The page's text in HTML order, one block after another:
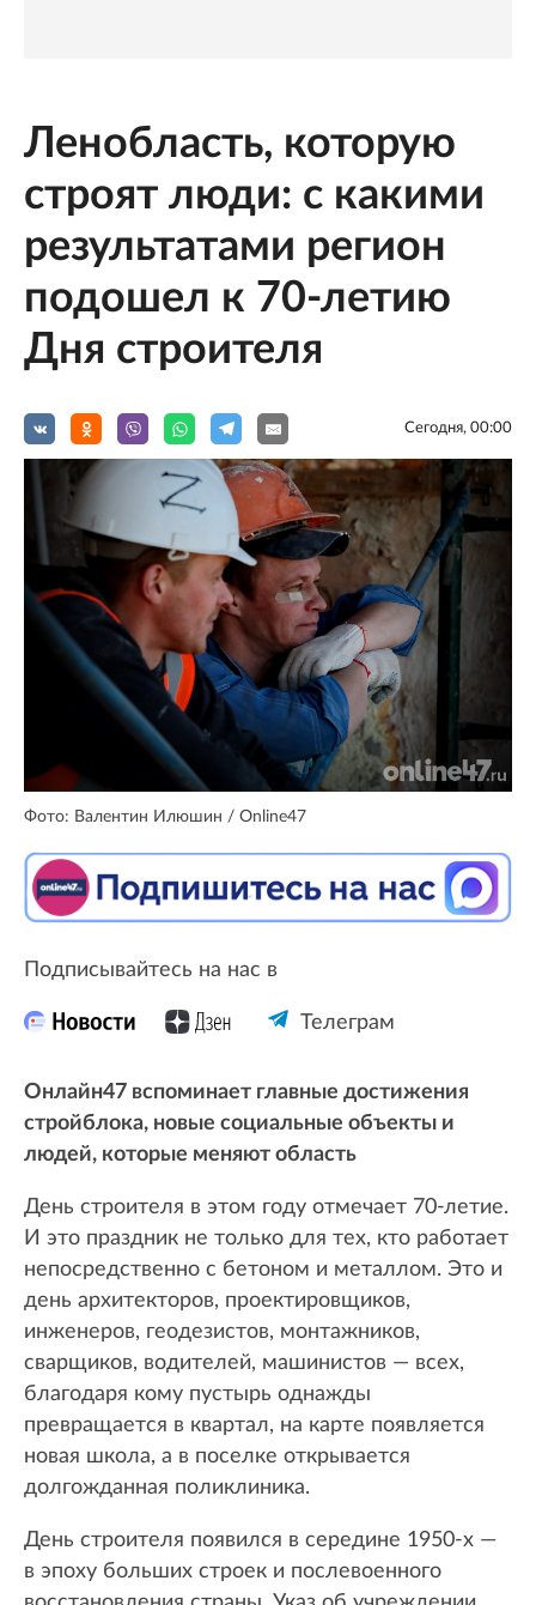
Ленобласть, которую
строят люди: с какими
результатами регион
подошел к 70-летию
Дня строителя
Сегодня, 00:00
Фото: Валентин Илюшин / Online47
Подписывайтесь на нас в
Телеграм
Онлайн47 вспоминает главные достижения
стройблока, новые социальные объекты и
людей, которые меняют область
День строителя в этом году отмечает 70-летие.
И это праздник не только для тех, кто работает
непосредственно с бетоном и металлом. Это и
день архитекторов, проектировщиков,
инженеров, геодезистов, монтажников,
сварщиков, водителей, машинистов — всех,
благодаря кому пустырь однажды
превращается в квартал, на карте появляется
новая школа, а в поселке открывается
долгожданная поликлиника.
День строителя появился в середине 1950-х —
в эпоху больших строек и послевоенного